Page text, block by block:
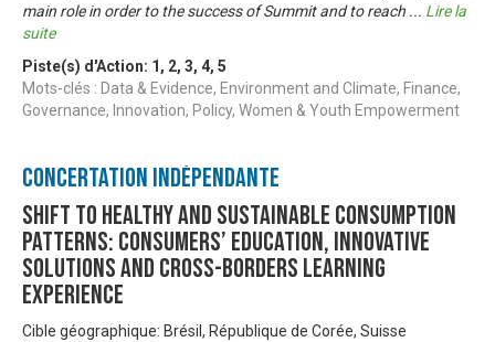
main role in order to the success of Summit and to reach ... Lire la
suite
Piste(s) d'Action: 1 , 2, 3, 4, 5
Mots-clés : Data & Evidence, Environment and Climate, Finance,
Governance, Innovation, Policy, Women & Youth Empowerment
Concertation Indépendante
Shift to healthy and sustainable consumption
patterns: consumers’ education, innovative
solutions and cross-borders learning
experience
Cible géographique: Brésil, République de Corée, Suisse